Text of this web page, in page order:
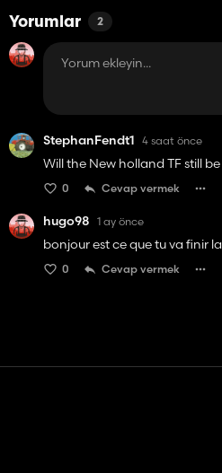
Yorumlar 2
StephanFendt1 4 saat önce
Will the New holland TF still
0 Cevap vermek
hugo98 1 ay önce
bonjour est ce que tu va finir la
0 Cevap vermek